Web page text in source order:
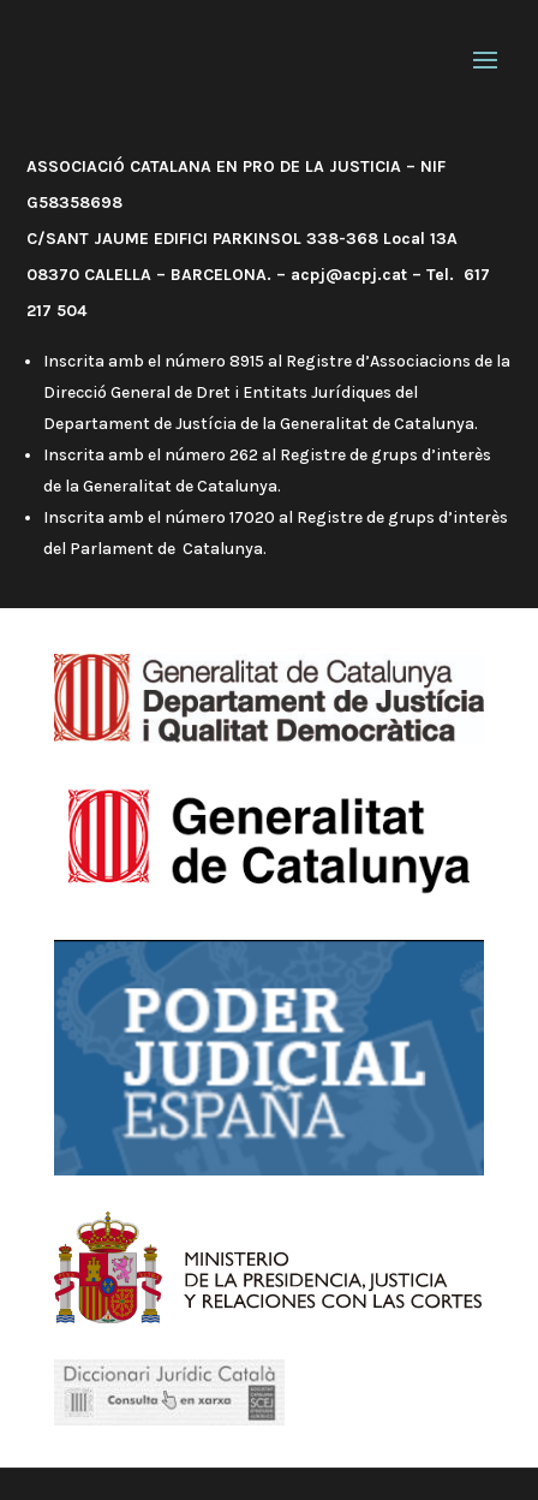
ASSOCIACIÓ CATALANA EN PRO DE LA JUSTICIA – NIF
G58358698
C/SANT JAUME EDIFICI PARKINSOL 338-368 Local 13A
08370 CALELLA – BARCELONA. – acpj@acpj.cat – Tel. 617
217 504
Inscrita amb el número 8915 al Registre d’Associacions de la
Direcció General de Dret i Entitats Jurídiques del
Departament de Justícia de la Generalitat de Catalunya.
Inscrita amb el número 262 al Registre de grups d’interès
de la Generalitat de Catalunya.
Inscrita amb el número 17020 al Registre de grups d’interès
del Parlament de Catalunya.